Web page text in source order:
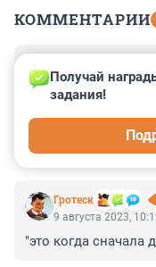
КОММЕНТАРИИ
9 августа 2023,
Не пустили
игру с
аплодировать
встанут на колени
расизмом. Спорт
Гротеск
Получай
задания!
9 августа 2023,
"это когда сначала